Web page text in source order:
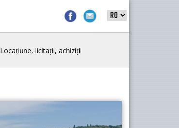
Locațiune, licitații, achiziții